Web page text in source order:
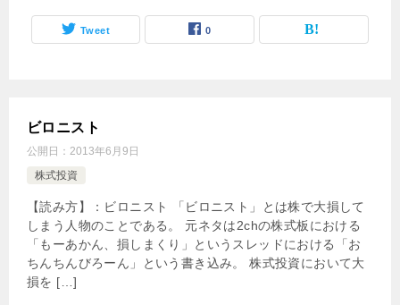
Tweet 0
ビロニスト
公開日： 2013年6月9日
株式投資
【読み方】：ビロニスト 「ビロニスト」とは株で大損して
しまう人物のことである。 元ネタは2chの株式板における
「もーあかん、損しまくり」というスレッドにおける「お
ちんちんびろーん」という書き込み。 株式投資において大
損を […]